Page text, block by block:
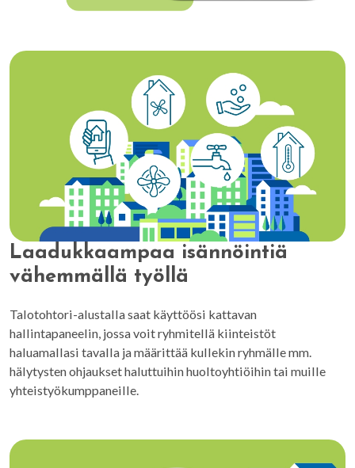
Laadukkaampaa isännöintiä
vähemmällä työllä
Talotohtori-alustalla saat käyttöösi kattavan
hallintapaneelin, jossa voit ryhmitellä kiinteistöt
haluamallasi tavalla ja määrittää kullekin ryhmälle mm.
hälytysten ohjaukset haluttuihin huoltoyhtiöihin tai muille
yhteistyökumppaneille.